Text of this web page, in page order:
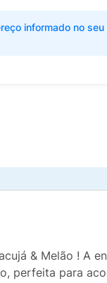
informado no
& Melão ! A
perfeita para